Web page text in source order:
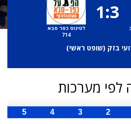
1:3
לטינוס כפר סבא
714
בזק (שופט ראשי)
לפי מערכות
2
3
4
5